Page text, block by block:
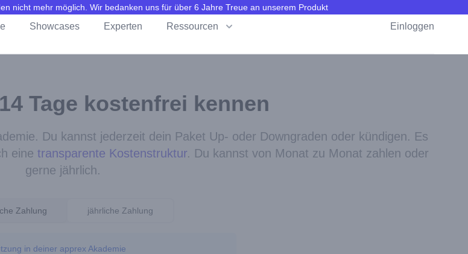
nicht mehr möglich. Wir bedanken uns für über 6 Jahre Treue an unserem Produkt
Showcases Experten Ressourcen Einloggen
Tage kostenfrei kennen
Du kannst jederzeit dein Paket Up- oder Downgraden oder kündigen. Es
eine transparente Kostenstruktur. Du kannst von Monat zu Monat zahlen oder
gerne jährlich.
Zahlung jährliche Zahlung
in deiner apprex Akademie